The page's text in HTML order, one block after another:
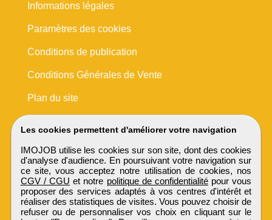
Les cookies permettent d'améliorer votre navigation
IMOJOB utilise les cookies sur son site, dont des cookies
d'analyse d'audience. En poursuivant votre navigation sur
ce site, vous acceptez notre utilisation de cookies, nos
CGV / CGU et notre politique de confidentialité pour vous
proposer des services adaptés à vos centres d'intérêt et
réaliser des statistiques de visites. Vous pouvez choisir de
refuser ou de personnaliser vos choix en cliquant sur le
Informations légales
Paramètres des cookies
Conditions de publication
Conditions Générales de Vente
Plan du site